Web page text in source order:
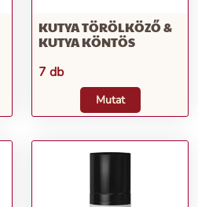
KUTYA TÖRÖLKÖZŐ &
KUTYA KÖNTÖS
7 db
Mutat